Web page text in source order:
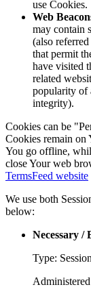
use Cookies.
Web
may contain
(also
that permit
have visited
related
popularity of
integrity).
Cookies can be
Cookies remain on
You go offline,
close Your web
TermsFeed website
We use both
below:
Necessary /
Type: